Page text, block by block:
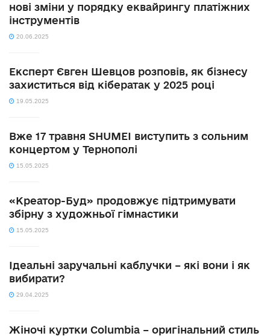
нові зміни у порядку еквайрингу платіжних
інструментів
20.06.2025
Експерт Євген Шевцов розповів, як бізнесу
захиститься від кібератак у 2025 році
19.05.2025
Вже 17 травня SHUMEI виступить з сольним
концертом у Тернополі
15.05.2025
«Креатор-Буд» продовжує підтримувати
збірну з художньої гімнастики
15.05.2025
Ідеальні заручальні каблучки – які вони і як
вибирати?
29.04.2025
Жіночі куртки Columbia – оригінальний стиль